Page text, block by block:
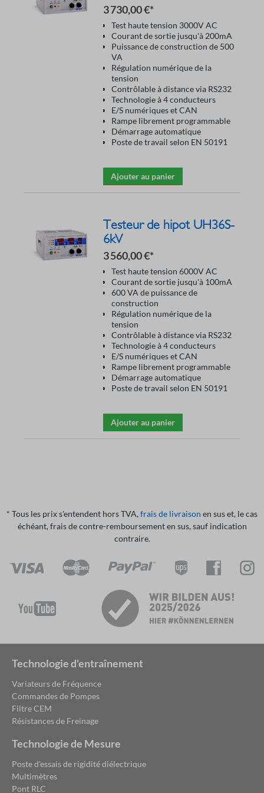
3 730,00 €*
Test haute tension 3000V AC
Courant de sortie jusqu'à 200mA
Puissance de construction de 500
VA
Régulation numérique de la
tension
Contrôlable à distance via RS232
Technologie à 4 conducteurs
E/S numériques et CAN
Rampe librement programmable
Démarrage automatique
Poste de travail selon EN 50191
Ajouter au panier
Testeur de hipot UH36S-
6kV
3 560,00 €*
Test haute tension 6000V AC
Courant de sortie jusqu'à 100mA
600 VA de puissance de
construction
Régulation numérique de la
tension
Contrôlable à distance via RS232
Technologie à 4 conducteurs
E/S numériques et CAN
Rampe librement programmable
Démarrage automatique
Poste de travail selon EN 50191
Ajouter au panier
* Tous les prix s'entendent hors TVA, frais de livraison en sus et, le cas
échéant, frais de contre-remboursement en sus, sauf indication
contraire.
Technologie d'entraînement
Variateurs de Fréquence
Commandes de Pompes
Filtre CEM
Résistances de Freinage
Technologie de Mesure
Poste d'essais de rigidité diélectrique
Multimètres
Pont RLC